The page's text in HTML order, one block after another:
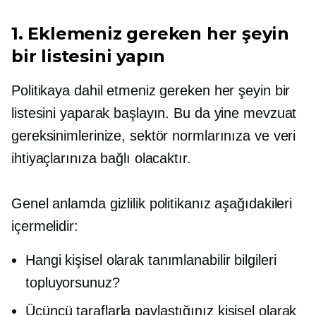
1. Eklemeniz gereken her şeyin
bir listesini yapın
Politikaya dahil etmeniz gereken her şeyin bir
listesini yaparak başlayın. Bu da yine mevzuat
gereksinimlerinize, sektör normlarınıza ve veri
ihtiyaçlarınıza bağlı olacaktır.
Genel anlamda gizlilik politikanız aşağıdakileri
içermelidir:
Hangi kişisel olarak tanımlanabilir bilgileri
topluyorsunuz?
Üçüncü taraflarla paylaştığınız kişisel olarak